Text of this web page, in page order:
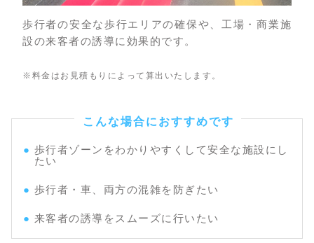
歩行者の安全な歩行エリアの確保や、工場・商業施
設の来客者の誘導に効果的です。
※料金はお見積もりによって算出いたします。
こんな場合におすすめです
歩行者ゾーンをわかりやすくして安全な施設にし
たい
歩行者・車、両方の混雑を防ぎたい
来客者の誘導をスムーズに行いたい